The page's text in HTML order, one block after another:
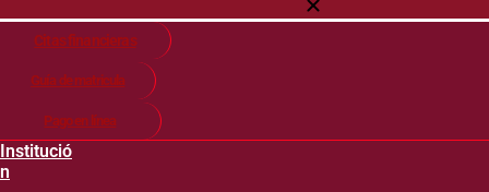
Citas financieras
Guía de matricula
Pago en línea
Institució
n